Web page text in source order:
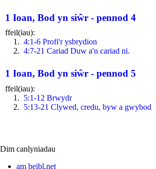
1 Ioan, Bod yn siŵr - pennod 4
ffeil(iau):
4:1-6 Profi'r ysbrydion
4:7-21 Cariad Duw a'n cariad ni.
1 Ioan, Bod yn siŵr - pennod 5
ffeil(iau):
5:1-12 Brwydr
5:13-21 Clywed, credu, byw a gwybod
Dim canlyniadau
am beibl.net